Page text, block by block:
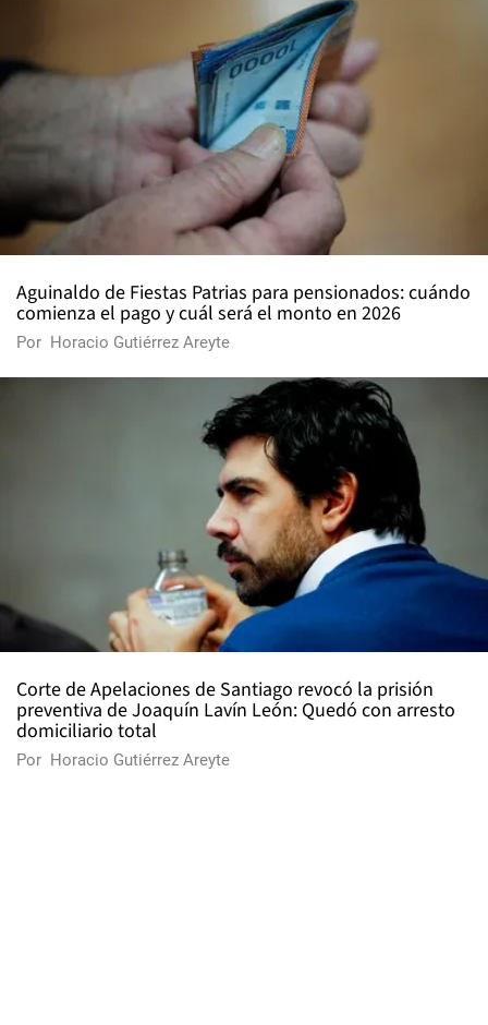
Aguinaldo de Fiestas Patrias para pensionados: cuándo
comienza el pago y cuál será el monto en 2026
Por Horacio Gutiérrez Areyte
Corte de Apelaciones de Santiago revocó la prisión
preventiva de Joaquín Lavín León: Quedó con arresto
domiciliario total
Por Horacio Gutiérrez Areyte